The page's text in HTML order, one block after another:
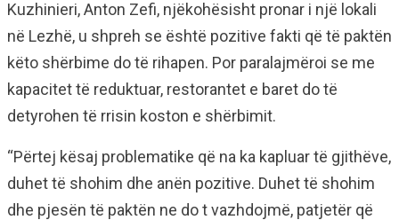
Kuzhinieri, Anton Zefi, njëkohësisht pronar i një lokali
në Lezhë, u shpreh se është pozitive fakti që të paktën
këto shërbime do të rihapen. Por paralajmëroi se me
kapacitet të reduktuar, restorantet e baret do të
detyrohen të rrisin koston e shërbimit.
“Përtej kësaj problematike që na ka kapluar të gjithëve,
duhet të shohim dhe anën pozitive. Duhet të shohim
dhe pjesën të paktën ne do t vazhdojmë, patjetër që